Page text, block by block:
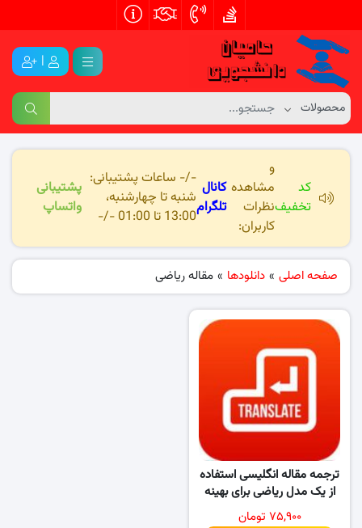
|
کد
تخفیف
و
مشاهده
نظرات
کاربران:
کانال
تلگرام
-/- ساعات پشتیبانی:
شنبه تا چهارشنبه،
13:00 تا 01:00 -/-
پشتیبانی
واتساپ
صفحه اصلی » دانلودها » مقاله ریاضی
ترجمه مقاله انگلیسی استفاده
از یک مدل ریاضی برای بهینه‌
سازی سیستم‌ های..
۷۵,۹۰۰ تومان